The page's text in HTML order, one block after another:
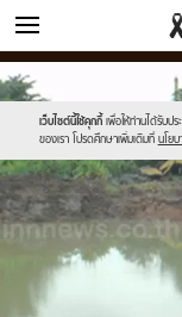
ข่าว
เว็บไซต์นี้ใช้คุกกี้ เพื่อให้ท่านได้รับป
ของเรา โปรดศึกษาเพิ่มเติมที่ นโย
Sanook
//s.isanook.com/sr/0/
new-
sanook.png
600
60
//s.isanook.com/ns/0/
01.jpg